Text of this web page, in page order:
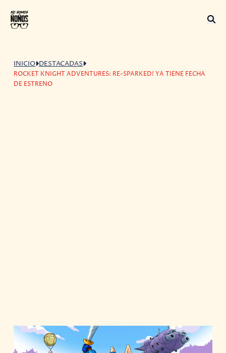
INICIO DESTACADAS
ROCKET KNIGHT ADVENTURES: RE-SPARKED! YA TIENE FECHA
DE ESTRENO